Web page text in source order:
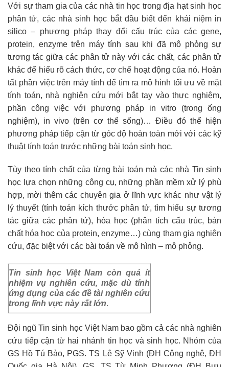
Với sự tham gia của các nhà tin học trong địa hạt sinh học
phân tử, các nhà sinh học bắt đầu biết đến khái niệm in
silico – phương pháp thay đổi cấu trúc của các gene,
protein, enzyme trên máy tính sau khi đã mô phỏng sự
tương tác giữa các phân tử này với các chất, các phân tử
khác để hiểu rõ cách thức, cơ chế hoạt động của nó. Hoàn
tất phần việc trên máy tính để tìm ra mô hình tối ưu về mặt
tính toán, nhà nghiên cứu mới bắt tay vào thực nghiệm,
phần công việc với phương pháp in vitro (trong ống
nghiệm), in vivo (trên cơ thể sống)… Điều đó thể hiện
phương pháp tiếp cận từ góc độ hoàn toàn mới với các kỹ
thuật tính toán trước những bài toán sinh học.
Tùy theo tính chất của từng bài toán mà các nhà Tin sinh
học lựa chọn những công cụ, những phần mềm xử lý phù
hợp, mời thêm các chuyên gia ở lĩnh vực khác như vật lý
lý thuyết (tính toán kích thước phân tử, tìm hiểu sự tương
tác giữa các phân tử), hóa học (phân tích cấu trúc, bản
chất hóa học của protein, enzyme…) cùng tham gia nghiên
cứu, đặc biệt với các bài toán về mô hình – mô phỏng.
Tin sinh học Việt Nam còn quá ít
nhiệm vụ nghiên cứu, mặc dù tính
ứng dụng của các đề tài nghiên cứu
trong lĩnh vực này rất lớn.
Đội ngũ Tin sinh học Việt Nam bao gồm cả các nhà nghiên
cứu tiếp cận từ hai nhánh tin học và sinh học. Nhóm của
GS Hồ Tú Bảo, PGS. TS Lê Sỹ Vinh (ĐH Công nghệ, ĐH